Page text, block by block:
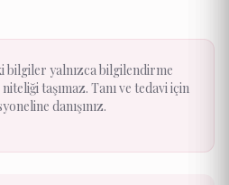
bilgiler yalnızca bilgilendirme
taşımaz. Tanı ve tedavi için
danışınız.